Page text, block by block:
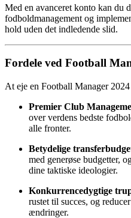
Med en avanceret konto kan du
fodboldmanagement og
hold uden det indledende slid.
Fordele ved Football
At eje en Football Manager
Premier Club
over verdens bedste
alle fronter.
Betydelige
med generøse budgetter,
dine taktiske ideologier.
Konkurrencedygtige
rustet til succes, og
ændringer.